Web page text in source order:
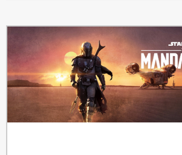
للاستمتاع بالأجواء الجميلة لهذا
غوريلا مميّزة مأخوذة عن كتاب حائز على
الفيلم الذي أنتجته ديزني حول روعة
المكان الذي نختاره وطناً لنا.